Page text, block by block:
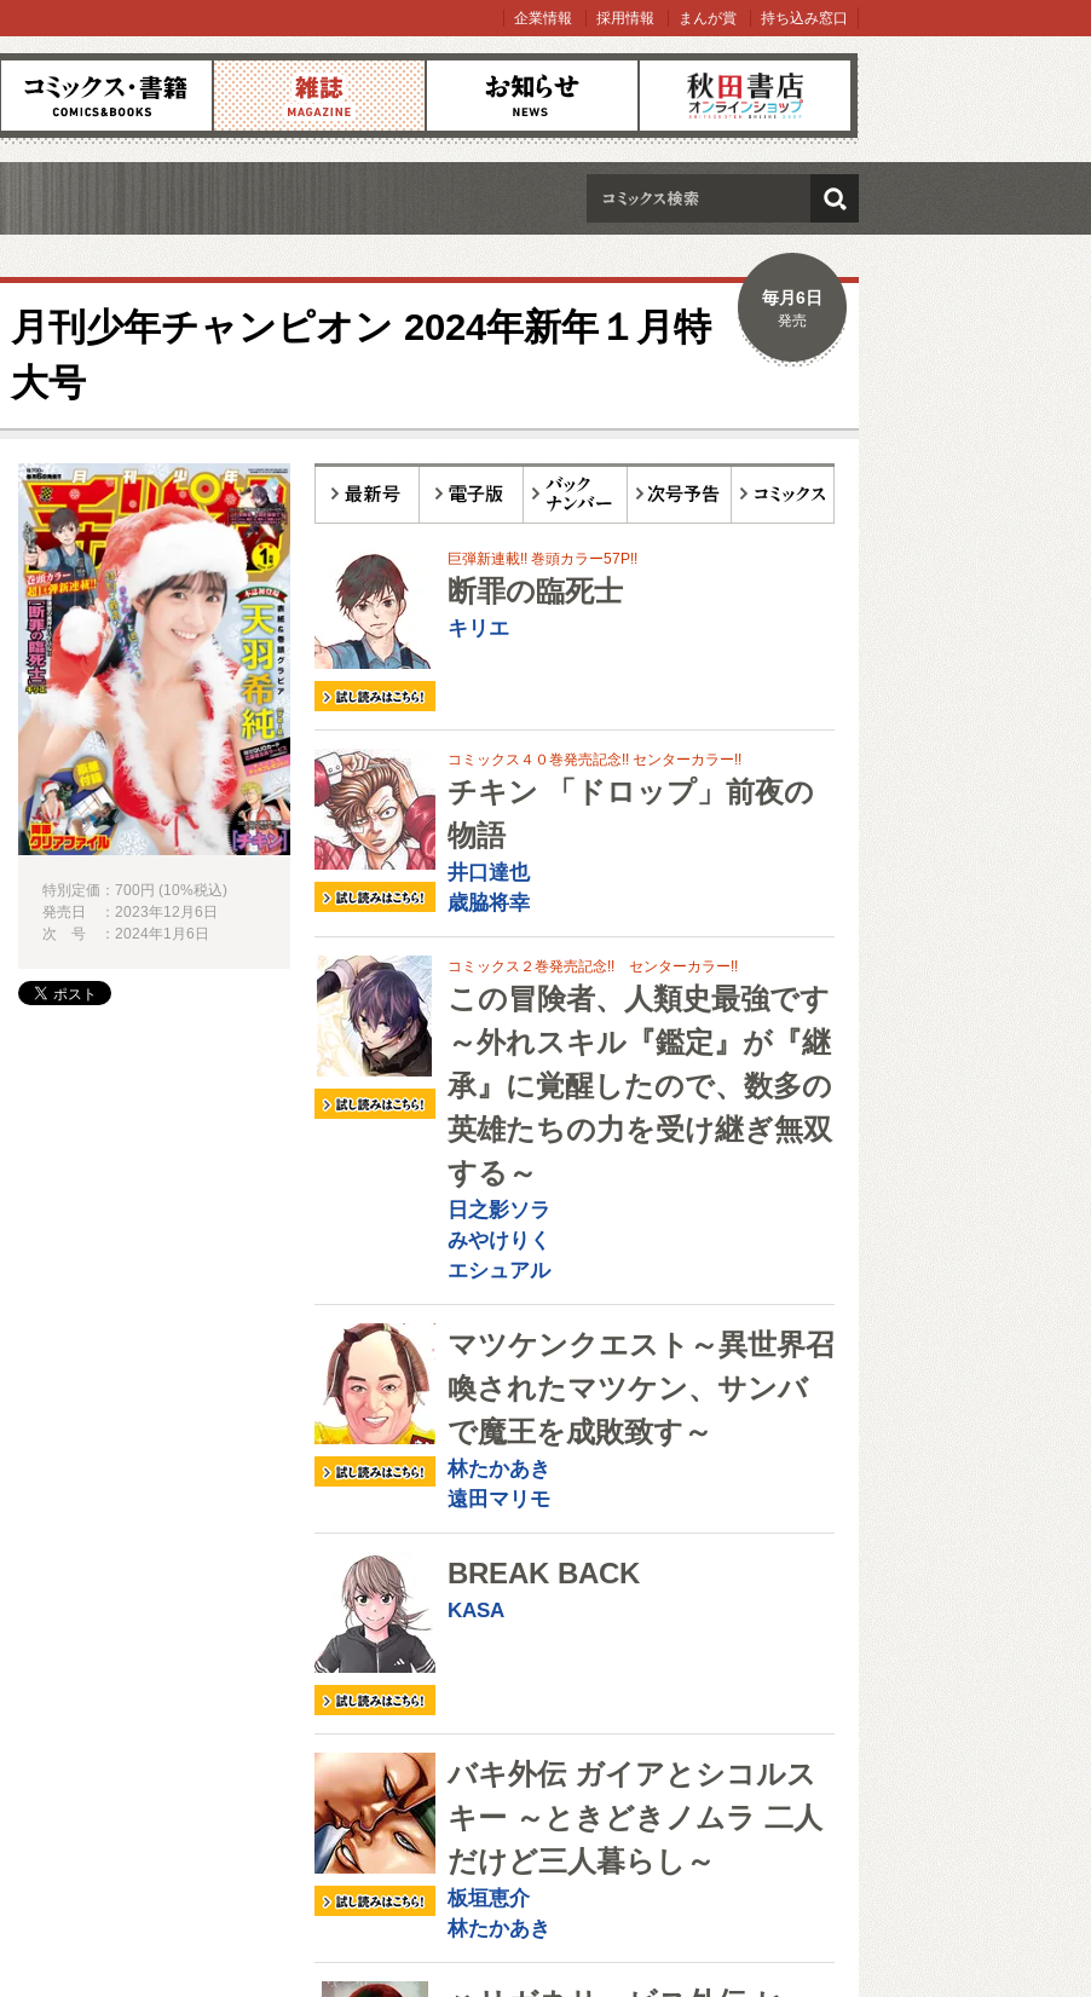
コミックス 雑誌 お知らせ オンラインショップ
企業情報 採用情報 まんが賞 持ち込み窓口
検索
月刊少年チャンピオン 2024年新年１月特
大号
毎月6日
発売
巨弾新連載!! 巻頭カラー57P!!
断罪の臨死士
キリエ
コミックス４０巻発売記念!! センターカラー!!
チキン 「ドロップ」前夜の
物語
井口達也
歳脇将幸
コミックス２巻発売記念!! センターカラー!!
この冒険者、人類史最強です
～外れスキル『鑑定』が『継
承』に覚醒したので、数多の
英雄たちの力を受け継ぎ無双
する～
日之影ソラ
みやけりく
エシュアル
マツケンクエスト～異世界召
喚されたマツケン、サンバ
で魔王を成敗致す～
林たかあき
遠田マリモ
BREAK BACK
KASA
バキ外伝 ガイアとシコルス
キー ～ときどきノムラ 二人
だけど三人暮らし～
板垣恵介
林たかあき
特別定価：700円 (10%税込)
発売日 ：2023年12月6日
次 号 ：2024年1月6日